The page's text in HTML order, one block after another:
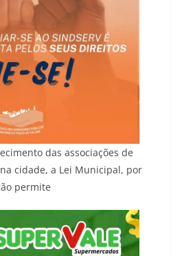
das associações de
cidade, a Lei Municipal, por
permite